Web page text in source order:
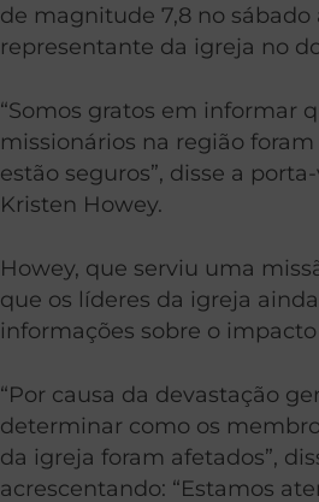
de magnitude 7,8 no sábado
representante da igreja no
“Somos gratos em informar
missionários na região
estão seguros”, disse a
Kristen Howey.
Howey, que serviu uma
que os líderes da igreja
informações sobre o
“Por causa da devastação
determinar como os
da igreja foram afetados”,
acrescentando: “Estamos